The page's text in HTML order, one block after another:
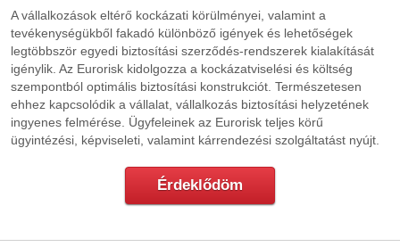
A vállalkozások eltérő kockázati körülményei, valamint a
tevékenységükből fakadó különböző igények és lehetőségek
legtöbbször egyedi biztosítási szerződés-rendszerek kialakítását
igénylik. Az Eurorisk kidolgozza a kockázatviselési és költség
szempontból optimális biztosítási konstrukciót. Természetesen
ehhez kapcsolódik a vállalat, vállalkozás biztosítási helyzetének
ingyenes felmérése. Ügyfeleinek az Eurorisk teljes körű
ügyintézési, képviseleti, valamint kárrendezési szolgáltatást nyújt.
Érdeklődöm